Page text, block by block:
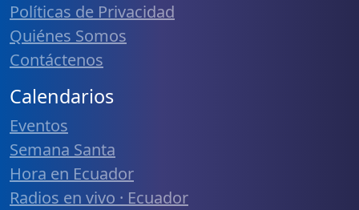
Políticas de Privacidad
Quiénes Somos
Contáctenos
Calendarios
Eventos
Semana Santa
Hora en Ecuador
Radios en vivo · Ecuador